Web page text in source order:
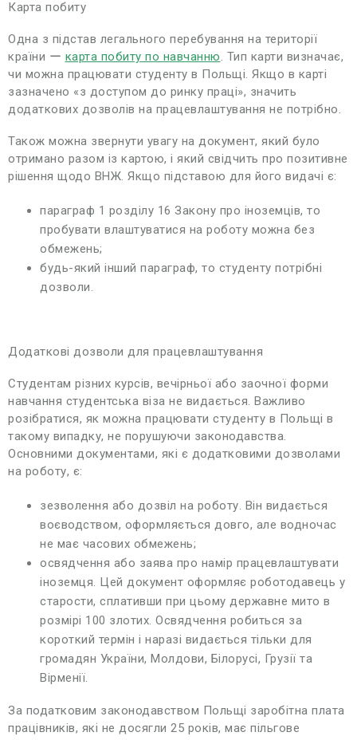
Карта побиту
Одна з підстав легального перебування на території
країни ー карта побиту по навчанню. Тип карти визначає,
чи можна працювати студенту в Польщі. Якщо в карті
зазначено «з доступом до ринку праці», значить
додаткових дозволів на працевлаштування не потрібно.
Також можна звернути увагу на документ, який було
отримано разом із картою, і який свідчить про позитивне
рішення щодо ВНЖ. Якщо підставою для його видачі є:
параграф 1 розділу 16 Закону про іноземців, то
пробувати влаштуватися на роботу можна без
обмежень;
будь-який інший параграф, то студенту потрібні
дозволи.
Додаткові дозволи для працевлаштування
Студентам різних курсів, вечірньої або заочної форми
навчання студентська віза не видається. Важливо
розібратися, як можна працювати студенту в Польщі в
такому випадку, не порушуючи законодавства.
Основними документами, які є додатковими дозволами
на роботу, є:
зезволення або дозвіл на роботу. Він видається
воєводством, оформляється довго, але водночас
не має часових обмежень;
освядчення або заява про намір працевлаштувати
іноземця. Цей документ оформляє роботодавець у
старости, сплативши при цьому державне мито в
розмірі 100 злотих. Освядчення робиться за
короткий термін і наразі видається тільки для
громадян України, Молдови, Білорусі, Грузії та
Вірменії.
За податковим законодавством Польщі заробітна плата
працівників, які не досягли 25 років, має пільгове